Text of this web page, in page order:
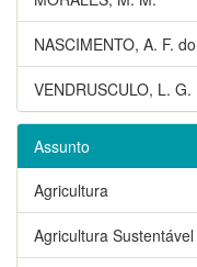
NASCIMENTO, A. F. do
VENDRUSCULO, L. G.
Assunto
Agricultura
Agricultura Sustentável